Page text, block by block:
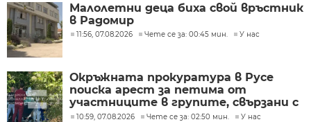
Малолетни деца биха свой връстник
в Радомир
11:56, 07.08.2026 Чете се за: 00:45 мин. У нас
Окръжната прокуратура в Русе
поиска арест за петима от
участниците в групите, свързани с
разбитата лаборатория за
10:59, 07.08.2026 Чете се за: 02:50 мин. У нас